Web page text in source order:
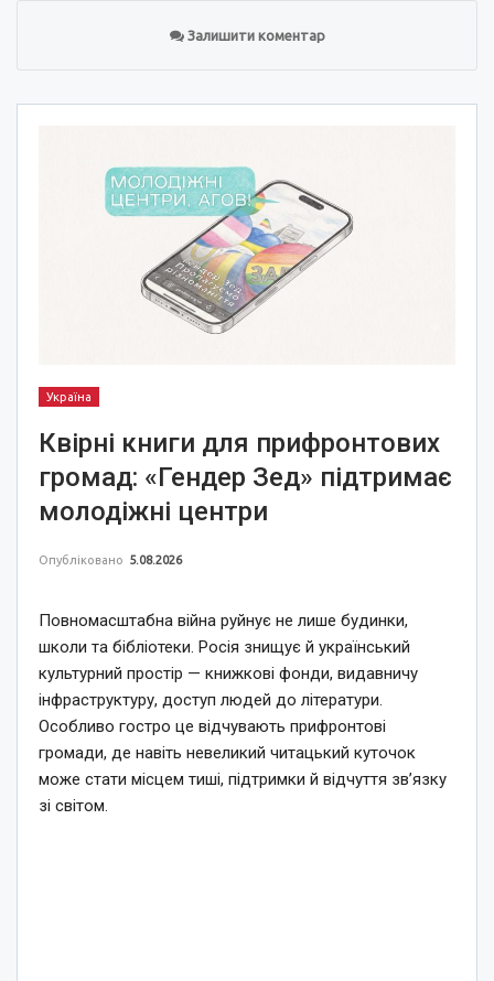
Залишити коментар
Україна
Квірні книги для прифронтових
громад: «Гендер Зед» підтримає
молодіжні центри
Опубліковано 5.08.2026
Повномасштабна війна руйнує не лише будинки,
школи та бібліотеки. Росія знищує й український
культурний простір — книжкові фонди, видавничу
інфраструктуру, доступ людей до літератури.
Особливо гостро це відчувають прифронтові
громади, де навіть невеликий читацький куточок
може стати місцем тиші, підтримки й відчуття зв’язку
зі світом.